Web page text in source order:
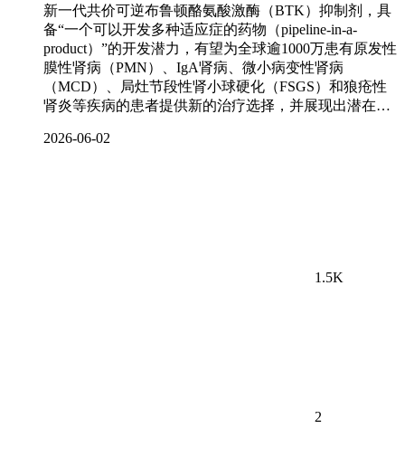
新一代共价可逆布鲁顿酪氨酸激酶（BTK）抑制剂，具
备“一个可以开发多种适应症的药物（pipeline-in-a-
product）”的开发潜力，有望为全球逾1000万患有原发性
膜性肾病（PMN）、IgA肾病、微小病变性肾病
（MCD）、局灶节段性肾小球硬化（FSGS）和狼疮性
肾炎等疾病的患者提供新的治疗选择，并展现出潜在…
2026-06-02
1.5K
2